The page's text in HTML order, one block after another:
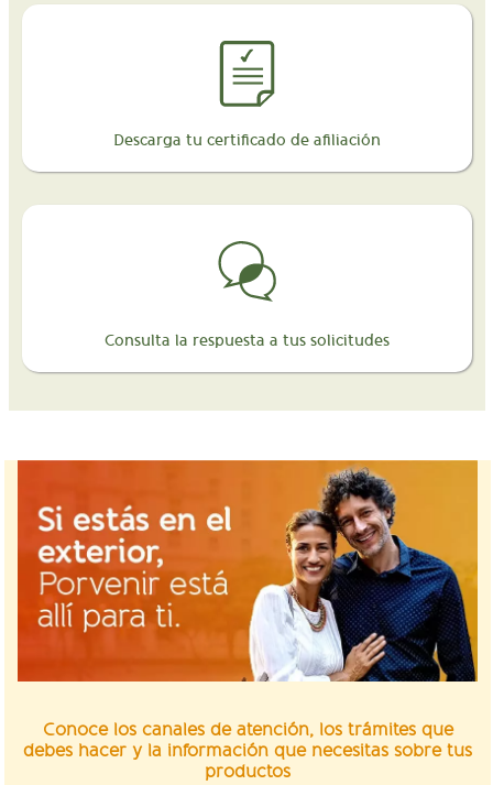
Descarga tu certificado de afiliación
Consulta la respuesta a tus solicitudes
Conoce los canales de atención, los trámites que
debes hacer y la información que necesitas sobre tus
productos